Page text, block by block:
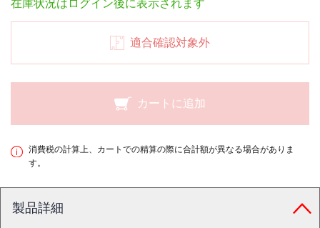
在庫状況はログイン後に表示されます
適合確認対象外
カートに追加
消費税の計算上、カートでの精算の際に合計額が異なる場合がありま
す。
製品詳細